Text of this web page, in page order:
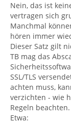
Nein, das ist
vertragen sich
Manchmal
hören immer
Dieser Satz gilt
TB mag das
SSL/TLS
achten muss,
verzichten - wie
Regeln beachten.
Etwa: